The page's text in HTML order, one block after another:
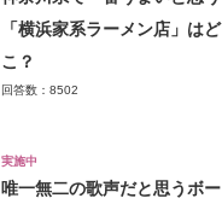
「横浜家系ラーメン店」はど
こ？
回答数：8502
実施中
唯一無二の歌声だと思うボー